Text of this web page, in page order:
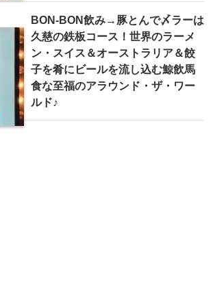
BON-BON飲み→豚とんで〆ラーは
久慈の鉄板コース！世界のラーメ
ン・スイス＆オーストラリア＆餃
子を肴にビールを流し込む鯨飲馬
食な至福のアラウンド・ザ・ワー
ルド♪